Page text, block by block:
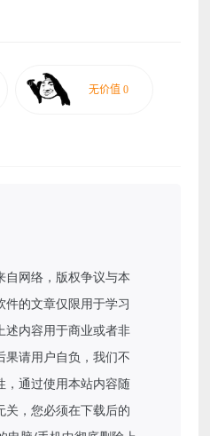
自网络，版权争议与本
的文章仅限用于学习
述内容用于商业或者非
果请用户自负，我们不
，通过使用本站内容随
关，您必须在下载后的